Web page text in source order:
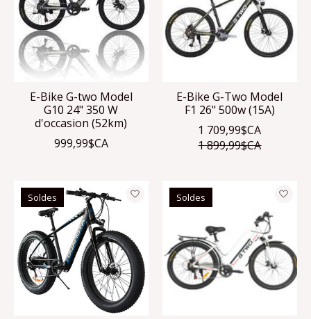
E-Bike G-two Model
G10 24" 350 W
d'occasion (52km)
999,99$CA
E-Bike G-Two Model
F1 26" 500w (15A)
1 709,99$CA
1 899,99$CA
Soldes Soldes